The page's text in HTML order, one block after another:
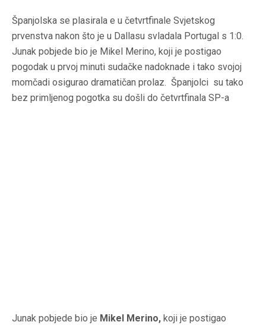
Španjolska se plasirala e u četvrtfinale Svjetskog
prvenstva nakon što je u Dallasu svladala Portugal s 1:0.
Junak pobjede bio je Mikel Merino, koji je postigao
pogodak u prvoj minuti sudačke nadoknade i tako svojoj
momčadi osigurao dramatičan prolaz. Španjolci su tako
bez primljenog pogotka su došli do četvrtfinala SP-a
Junak pobjede bio je Mikel Merino, koji je postigao